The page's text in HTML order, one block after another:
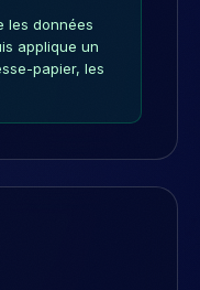
données
applique un
papier, les